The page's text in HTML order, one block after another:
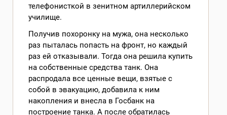
телефонисткой в зенитном артиллерийском
училище.
Получив похоронку на мужа, она несколько
раз пыталась попасть на фронт, но каждый
раз ей отказывали. Тогда она решила купить
на собственные средства танк. Она
распродала все ценные вещи, взятые с
собой в эвакуацию, добавила к ним
накопления и внесла в Госбанк на
построение танка. А после обратилась